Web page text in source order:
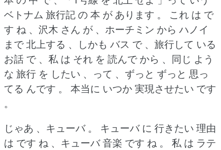
ベトナム 旅行記 の 本 が あります 。
これ は で
す ね 、沢木 さん が 、ホーチミン から ハノイ
まで 北上する 、しかも バス で 、旅行して いる
お話 で 、私 は それ を 読んで から 、同じ よう
な 旅行 を したい 、って 、ずっと ずっと 思っ
てる んです 。
本当に いつか 実現させたい です
。
じゃあ 、キューバ 。
キューバ に 行きたい 理由
は です ね 、キューバ 音楽 です ね 。
私 は ラテ